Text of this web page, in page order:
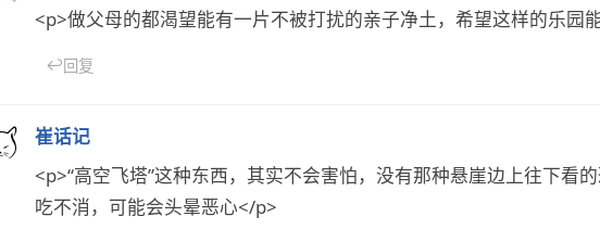
<p>做父母的都渴望能有一片不被打扰的亲子净土，希望这样的乐园
↩回复
崔话记
<p>“高空飞塔”这种东西，其实不会害怕，没有那种悬崖边上往下看
吃不消，可能会头晕恶心</p>